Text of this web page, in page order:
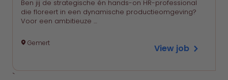
Ben jij de strategische én hands-on HR-professional
die floreert in een dynamische productieomgeving?
Voor een ambitieuze …
Gemert View job
`